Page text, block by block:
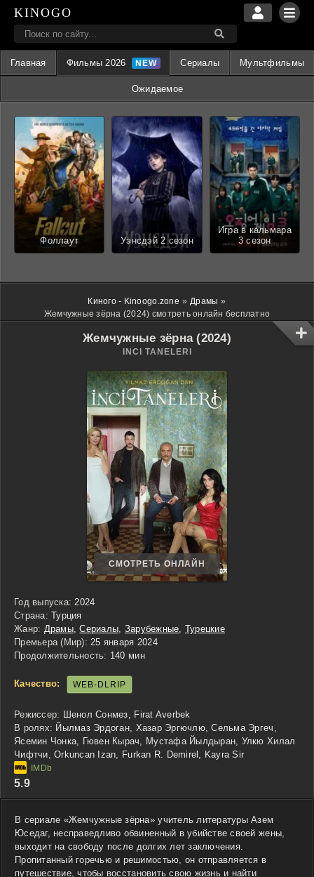
KINOGO
Главная Фильмы 2026 Сериалы Мультфильмы
Ожидаемое
Фоллаут Уэнсдэй 2 сезон
Игра в кальмара
3 сезон
Киного - Kinoogo.zone » Драмы »
Жемчужные зёрна (2024) смотреть онлайн бесплатно
Жемчужные зёрна (2024)
INCI TANELERI
СМОТРЕТЬ ОНЛАЙН
Год выпуска: 2024
Страна: Турция
Жанр: Драмы,Сериалы Зарубежные Турецкие
Премьера (Мир): 25 января 2024
Продолжительность: 140 мин
Качество: WEB-DLRIP
Режиссер: Шенол Сонмез, Firat Averbek
В ролях: Йылмаз Эрдоган, Хазар Эргючлю, Сельма Эргеч,
Ясемин Чонка, Гювен Кырач, Мустафа Йылдыран, Улкю Хилал
Чифтчи, Orkuncan Izan, Furkan R. Demirel, Kayra Sir
5.9
В сериале «Жемчужные зёрна» учитель литературы Азем
Юседаг, несправедливо обвиненный в убийстве своей жены,
выходит на свободу после долгих лет заключения.
Пропитанный горечью и решимостью, он отправляется в
путешествие, чтобы восстановить свою жизнь и найти